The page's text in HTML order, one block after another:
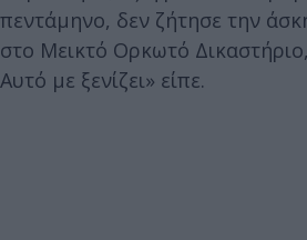
πεντάμηνο, δεν ζήτησε την
στο Μεικτό Ορκωτό
Αυτό με ξενίζει» είπε.